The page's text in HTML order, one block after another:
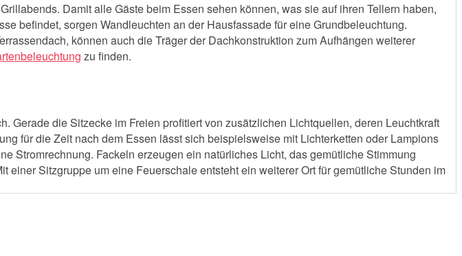
Damit alle Gäste beim Essen sehen können, was sie auf ihren Tellern haben,
befindet, sorgen Wandleuchten an der Hausfassade für eine Grundbeleuchtung.
können auch die Träger der Dachkonstruktion zum Aufhängen weiterer
zu finden.
die Sitzecke im Freien profitiert von zusätzlichen Lichtquellen, deren Leuchtkraft
für die Zeit nach dem Essen lässt sich beispielsweise mit Lichterketten oder Lampions
Stromrechnung. Fackeln erzeugen ein natürliches Licht, das gemütliche Stimmung
Sitzgruppe um eine Feuerschale entsteht ein weiterer Ort für gemütliche Stunden im